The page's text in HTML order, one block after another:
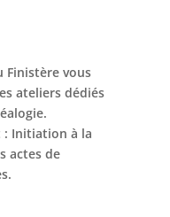
Finistère vous
ateliers dédiés
: Initiation à la
actes de